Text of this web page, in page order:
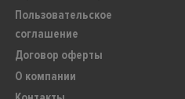
Пользовательское
соглашение
Договор оферты
О компании